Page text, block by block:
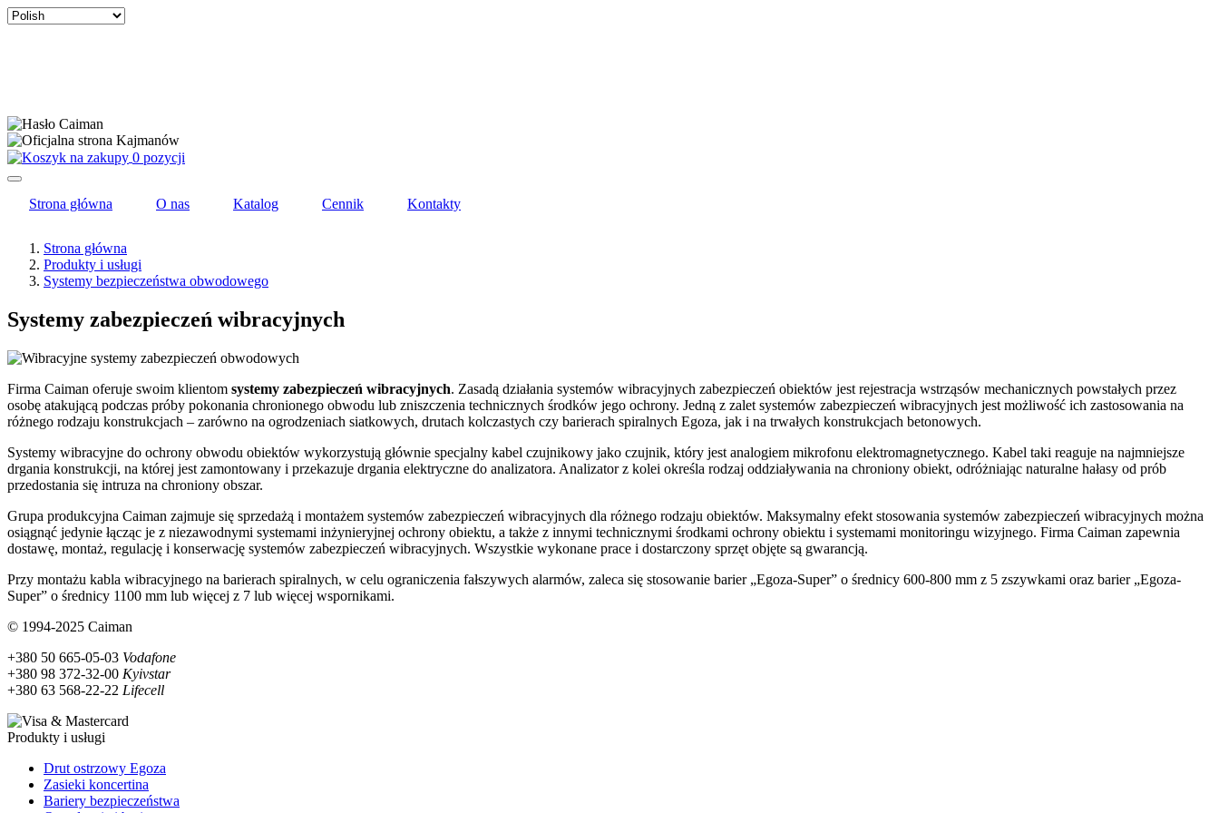
Select
0 pozycji
Strona główna O nas Katalog Cennik Kontakty
Strona główna
Produkty i usługi
Systemy bezpieczeństwa obwodowego
Systemy zabezpieczeń wibracyjnych
Firma Caiman oferuje swoim klientom systemy zabezpieczeń wibracyjnych. Zasadą działania systemów wibracyjnych zabezpieczeń obiektów jest rejestracja wstrząsów mechanicznych powstałych przez
osobę atakującą podczas próby pokonania chronionego obwodu lub zniszczenia technicznych środków jego ochrony. Jedną z zalet systemów zabezpieczeń wibracyjnych jest możliwość ich zastosowania na
różnego rodzaju konstrukcjach – zarówno na ogrodzeniach siatkowych, drutach kolczastych czy barierach spiralnych Egoza, jak i na trwałych konstrukcjach betonowych.
Systemy wibracyjne do ochrony obwodu obiektów wykorzystują głównie specjalny kabel czujnikowy jako czujnik, który jest analogiem mikrofonu elektromagnetycznego. Kabel taki reaguje na najmniejsze
drgania konstrukcji, na której jest zamontowany i przekazuje drgania elektryczne do analizatora. Analizator z kolei określa rodzaj oddziaływania na chroniony obiekt, odróżniając naturalne hałasy od prób
przedostania się intruza na chroniony obszar.
Grupa produkcyjna Caiman zajmuje się sprzedażą i montażem systemów zabezpieczeń wibracyjnych dla różnego rodzaju obiektów. Maksymalny efekt stosowania systemów zabezpieczeń wibracyjnych można
osiągnąć jedynie łącząc je z niezawodnymi systemami inżynieryjnej ochrony obiektu, a także z innymi technicznymi środkami ochrony obiektu i systemami monitoringu wizyjnego. Firma Caiman zapewnia
dostawę, montaż, regulację i konserwację systemów zabezpieczeń wibracyjnych. Wszystkie wykonane prace i dostarczony sprzęt objęte są gwarancją.
Przy montażu kabla wibracyjnego na barierach spiralnych, w celu ograniczenia fałszywych alarmów, zaleca się stosowanie barier „Egoza-Super” o średnicy 600-800 mm z 5 zszywkami oraz barier „Egoza-
Super” o średnicy 1100 mm lub więcej z 7 lub więcej wspornikami.
© 1994-2025 Caiman
+380 50 665-05-03 Vodafone
+380 98 372-32-00 Kyivstar
+380 63 568-22-22 Lifecell
Produkty i usługi
Drut ostrzowy Egoza
Zasieki koncertina
Bariery bezpieczeństwa